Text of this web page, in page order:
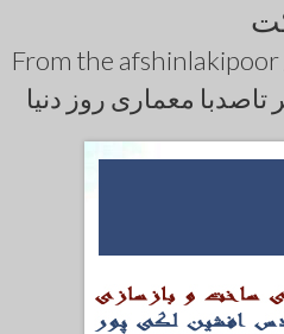
From the
معماری روز دنیا